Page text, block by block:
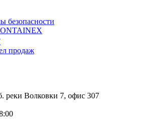
безопасности
продаж
реки Волковки 7, офис 307